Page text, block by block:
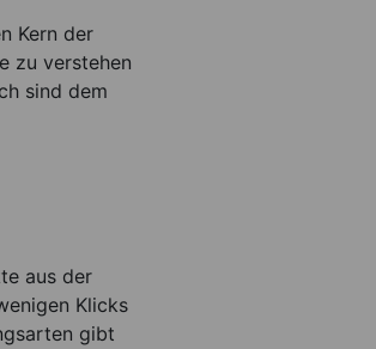
Kern der
zu verstehen
sind dem
aus der
Klicks
gibt